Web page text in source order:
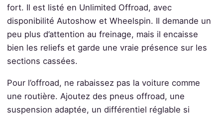
fort. Il est listé en Unlimited Offroad, avec
disponibilité Autoshow et Wheelspin. Il demande un
peu plus d’attention au freinage, mais il encaisse
bien les reliefs et garde une vraie présence sur les
sections cassées.
Pour l’offroad, ne rabaissez pas la voiture comme
une routière. Ajoutez des pneus offroad, une
suspension adaptée, un différentiel réglable si